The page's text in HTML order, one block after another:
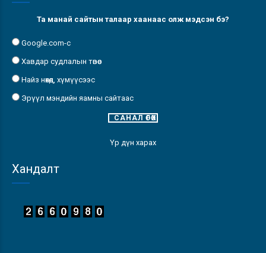
Та манай сайтын талаар хаанаас олж мэдсэн бэ?
Google.com-с
Хавдар судлалын төвөөс
Найз нөхөд, хүмүүсээс
Эрүүл мэндийн яамны сайтаас
Үр дүн харах
Хандалт